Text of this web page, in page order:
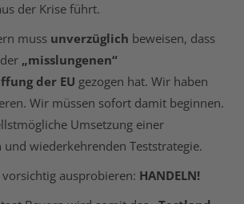
der Krise führt.
muss unverzüglich beweisen, dass
„misslungenen“
der EU gezogen hat. Wir haben
Wir müssen sofort damit beginnen.
Umsetzung einer
und wiederkehrenden Teststrategie.
ausprobieren: HANDELN!